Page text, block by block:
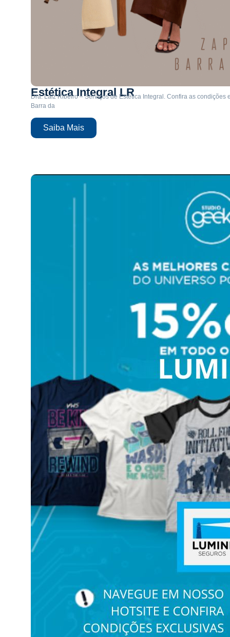
Estética Integral LR
Dra. Laiz Ribeiro – Serviços de Estética Integral. Confira as
Barra da
Saiba Mais